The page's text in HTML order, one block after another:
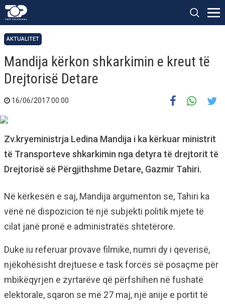
AKTUALITET
Mandija kërkon shkarkimin e kreut të
Drejtorisë Detare
16/06/2017 00:00
Zv.kryeministrja Ledina Mandija i ka kërkuar ministrit
të Transporteve shkarkimin nga detyra të drejtorit të
Drejtorisë së Përgjithshme Detare, Gazmir Tahiri.
Në kërkesën e saj, Mandija argumenton se, Tahiri ka
vënë në dispozicion të një subjekti politik mjete të
cilat janë pronë e administratës shtetërore.
Duke iu referuar provave filmike, numri dy i qeverisë,
njëkohësisht drejtuese e task forcës së posaçme për
mbikëqyrjen e zyrtarëve që përfshihen në fushatë
elektorale, sqaron se më 27 maj, një anije e portit të